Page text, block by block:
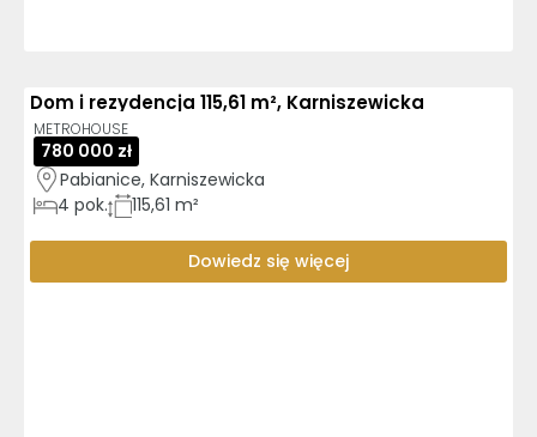
Dom i rezydencja 115,61 m², Karniszewicka
METROHOUSE
780 000 zł
Pabianice, Karniszewicka
4 pok. 115,61 m²
Dowiedz się więcej